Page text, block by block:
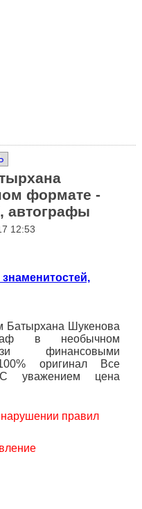
формате -
автографы
12:53
Батырхана Шукенова
в необычном
финансовыми
оригинал Все
уважением цена
правил